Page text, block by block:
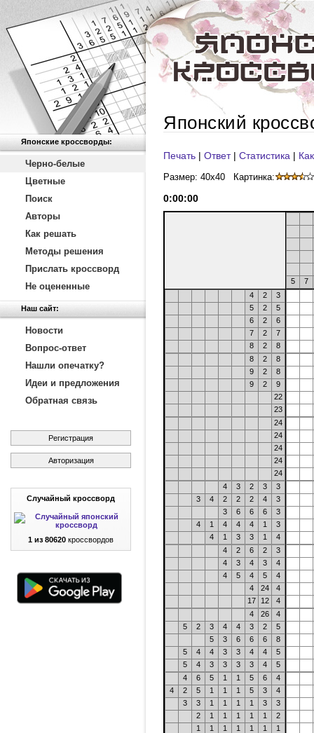
Японские кроссворды:
Черно-белые
Цветные
Поиск
Авторы
Как решать
Методы решения
Прислать кроссворд
Не оцененные
Наш сайт:
Новости
Вопрос-ответ
Нашли опечатку?
Идеи и предложения
Обратная связь
Регистрация
Авторизация
Случайный кроссворд
1 из 80620 кроссвордов
Японский
Печать | Ответ| Статистика |
Размер: 40x40 Картинка:
0:00:00
5
7
4
2
3
5
2
5
6
2
6
7
2
7
8
2
8
8
2
8
9
2
8
9
2
9
22
23
24
24
24
24
24
4
3 2 3
3
3
4 2 2 2 4
3
3
6 6 6
3
4
1 4 4 4 1
3
4
1 3 3 1
4
4
2 6 2
3
4
3 4 3
4
4
5 4 5
4
4
24
4
17
12
4
4
26
4
5
2 3 4 4 3 2
5
5
3 6 6 6
8
5
4 4 3 3 4 4
5
5
4 3 3 3 3 4
5
4
6 5 1 1 5 6
4
4
2 5 1 1 1 5 3
4
3
3 1 1 1 1 3
3
2
1 1 1 1 1
2
1
1 1 1 1 1
1